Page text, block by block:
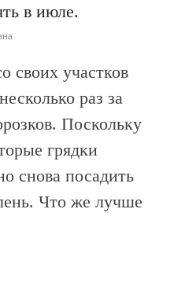
в июле.
своих участков
раз за
Поскольку
грядки
снова посадить
Что же лучше